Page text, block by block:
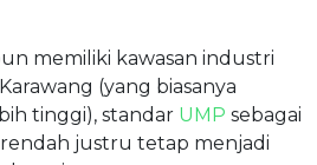
memiliki kawasan industri
(yang biasanya
tinggi), standar UMP sebagai
justru tetap menjadi